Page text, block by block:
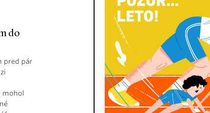
do
pred pár
mohol